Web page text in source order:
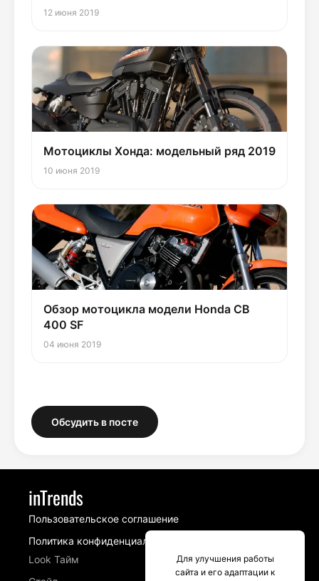
12 июня 2019
Мотоциклы Хонда: модельный ряд 2019
10 июня 2019
Обзор мотоцикла модели Honda CB
400 SF
04 июня 2019
Обсудить в посте
inTrends
Пользовательское соглашение
Политика конфиденциальности
Look Тайм
Для улучшения работы
сайта и его адаптации к